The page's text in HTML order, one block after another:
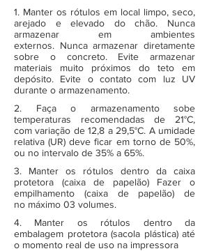
1. Manter os rótulos em local limpo, seco,
arejado e elevado do chão. Nunca
armazenar em ambientes
externos. Nunca armazenar diretamente
sobre o concreto. Evite armazenar
materiais muito próximos do teto em
depósito. Evite o contato com luz UV
durante o armazenamento.
2. Faça o armazenamento sobe
temperaturas recomendadas de 21°C,
com variação de 12,8 a 29,5°C. A umidade
relativa (UR) deve ficar em torno de 50%,
ou no intervalo de 35% a 65%.
3. Manter os rótulos dentro da caixa
protetora (caixa de papelão) Fazer o
empilhamento (caixa de papelão) de
no máximo 03 volumes.
4. Manter os rótulos dentro da
embalagem protetora (sacola plástica) até
o momento real de uso na impressora